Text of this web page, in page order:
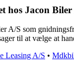
hos Jacon
A/S som
til at vælge at
Leasing A/S •